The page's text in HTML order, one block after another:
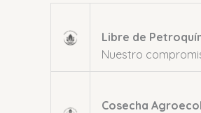
Libre de
Nuestro
Cosecha